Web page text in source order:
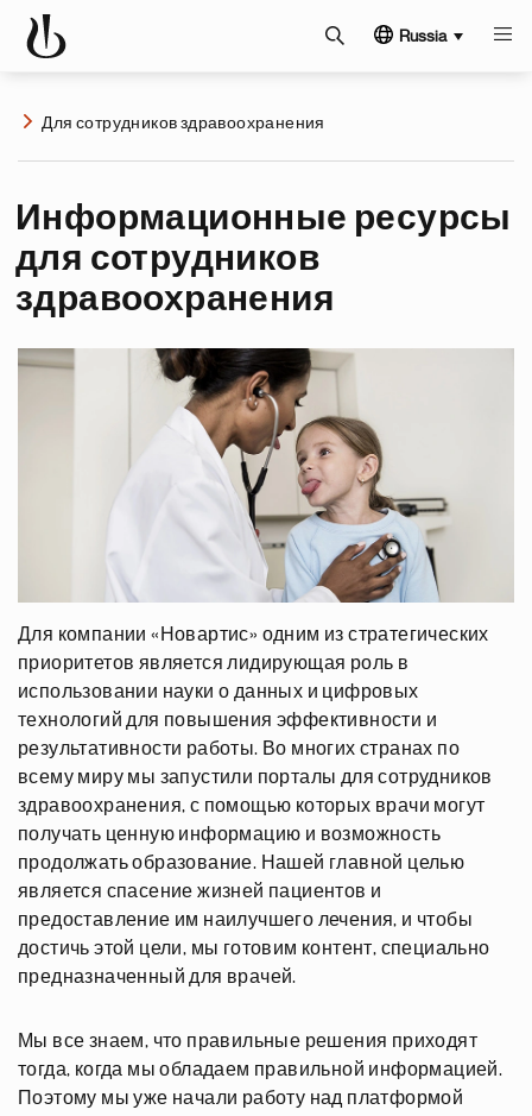
Russia
Для сотрудников здравоохранения
Информационные ресурсы
для сотрудников
здравоохранения
Для компании «Новартис» одним из стратегических
приоритетов является лидирующая роль в
использовании науки о данных и цифровых
технологий для повышения эффективности и
результативности работы. Во многих странах по
всему миру мы запустили порталы для сотрудников
здравоохранения, с помощью которых врачи могут
получать ценную информацию и возможность
продолжать образование. Нашей главной целью
является спасение жизней пациентов и
предоставление им наилучшего лечения, и чтобы
достичь этой цели, мы готовим контент, специально
предназначенный для врачей.
Мы все знаем, что правильные решения приходят
тогда, когда мы обладаем правильной информацией.
Поэтому мы уже начали работу над платформой